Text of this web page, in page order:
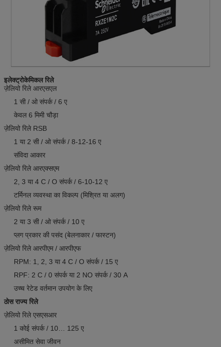
इलेक्ट्रोकेमिकल रिले
ज़ेलियो रिले आरएसएल
1 सी / ओ संपर्क / 6 ए
केवल 6 मिमी चौड़ा
ज़ेलियो रिले RSB
1 या 2 सी / ओ संपर्क / 8-12-16 ए
संविदा आकार
ज़ेलियो रिले आरएक्सएम
2, 3 या 4 C / O संपर्क / 6-10-12 ए
टर्मिनल व्यवस्था का विकल्प (मिश्रित या अलग)
ज़ेलियो रिले रूम
2 या 3 सी / ओ संपर्क / 10 ए
प्लग प्रकार की पसंद (बेलनाकार / फास्टन)
ज़ेलियो रिले आरपीएम / आरपीएफ
RPM: 1, 2, 3 या 4 C / O संपर्क / 15 ए
RPF: 2 C / 0 संपर्क या 2 NO संपर्क / 30 A
उच्च रेटेड वर्तमान उपयोग के लिए
ठोस राज्य रिले
ज़ेलियो रिले एसएसआर
1 कोई संपर्क / 10… 125 ए
असीमित सेवा जीवन